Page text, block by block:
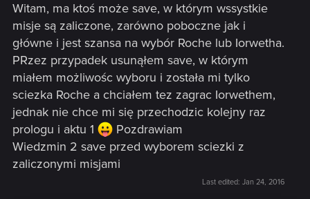
Witam, ma ktoś może save, w którym wssystkie
misje są zaliczone, zarówno poboczne jak i
główne i jest szansa na wybór Roche lub Iorwetha.
PRzez przypadek usunąłem save, w którym
miałem możliwośc wyboru i została mi tylko
sciezka Roche a chciałem tez zagrac Iorwethem,
jednak nie chce mi się przechodzic kolejny raz
prologu i aktu 1
Pozdrawiam
Wiedzmin 2 save przed wyborem sciezki z
zaliczonymi misjami
Last edited: Jan 24, 2016